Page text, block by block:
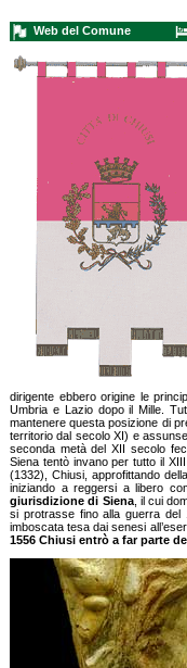
Web del Comune
dirigente ebbero origine le
Umbria e Lazio dopo il Mille.
mantenere questa posizione di
territorio dal secolo XI) e
seconda metà del XII secolo
Siena tentò invano per tutto il
(1332), Chiusi, approfittando
iniziando a reggersi a libero
giurisdizione di Siena, il cui
si protrasse fino alla guerra del
imboscata tesa dai senesi
1556 Chiusi entrò a far parte